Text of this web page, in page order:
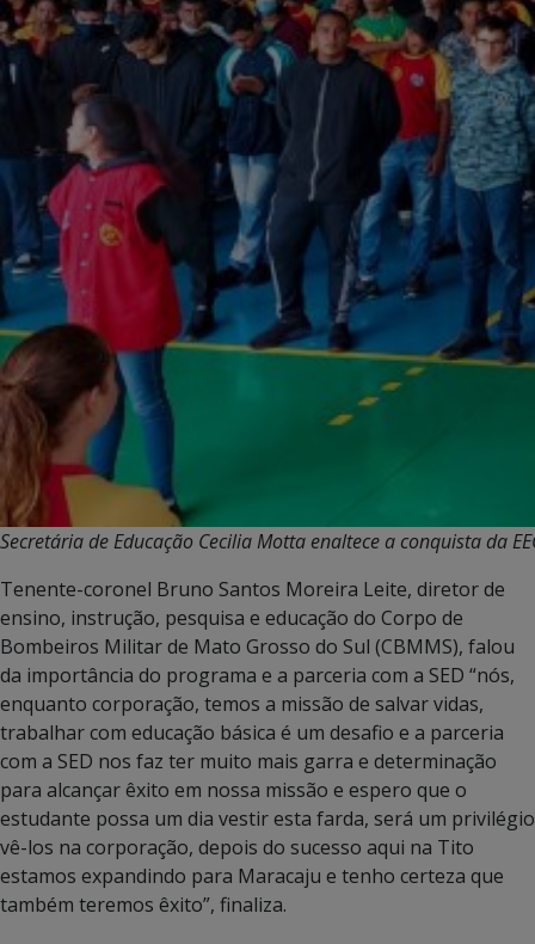
Secretária de Educação Cecilia Motta enaltece a conquista da
Tenente-coronel Bruno Santos Moreira Leite, diretor de
ensino, instrução, pesquisa e educação do Corpo de
Bombeiros Militar de Mato Grosso do Sul (CBMMS), falou
da importância do programa e a parceria com a SED “nós,
enquanto corporação, temos a missão de salvar vidas,
trabalhar com educação básica é um desafio e a parceria
com a SED nos faz ter muito mais garra e determinação
para alcançar êxito em nossa missão e espero que o
estudante possa um dia vestir esta farda, será um privilégio
vê-los na corporação, depois do sucesso aqui na Tito
estamos expandindo para Maracaju e tenho certeza que
também teremos êxito”, finaliza.